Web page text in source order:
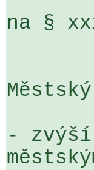
na §
-